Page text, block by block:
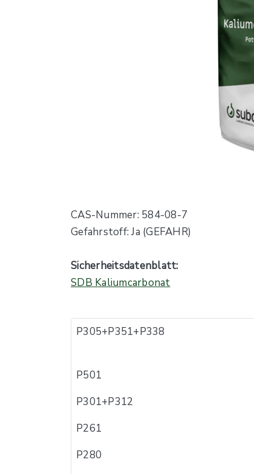
CAS-Nummer: 584-08-7
Gefahrstoff: Ja (GEFAHR)
Sicherheitsdatenblatt:
SDB Kaliumcarbonat
P305+P351+P338
P501
P301+P312
P261
P280